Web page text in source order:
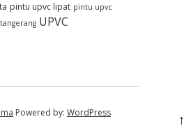
pintu upvc lipat pintu upvc
UPVC
Powered by: WordPress ↑